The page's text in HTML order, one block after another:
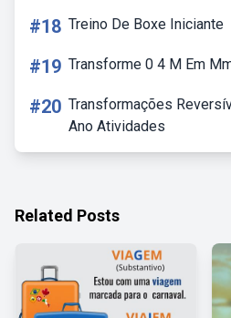
#18 Treino De Boxe Iniciante
#19 Transforme 0 4 M Em
#20 Transformações
Ano Atividades
Related Posts